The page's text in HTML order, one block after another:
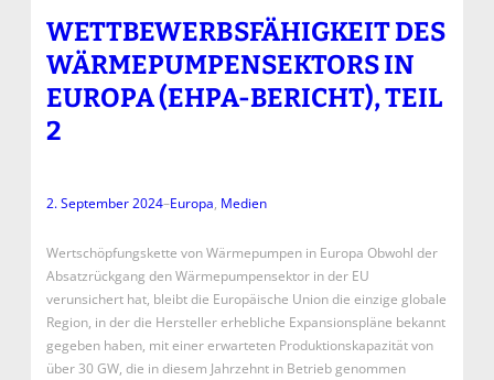
WETTBEWERBSFÄHIGKEIT DES
WÄRMEPUMPENSEKTORS IN
EUROPA (EHPA-BERICHT), TEIL
2
2. September 2024–Europa, Medien
Wertschöpfungskette von Wärmepumpen in Europa Obwohl der
Absatzrückgang den Wärmepumpensektor in der EU
verunsichert hat, bleibt die Europäische Union die einzige globale
Region, in der die Hersteller erhebliche Expansionspläne bekannt
gegeben haben, mit einer erwarteten Produktionskapazität von
über 30 GW, die in diesem Jahrzehnt in Betrieb genommen